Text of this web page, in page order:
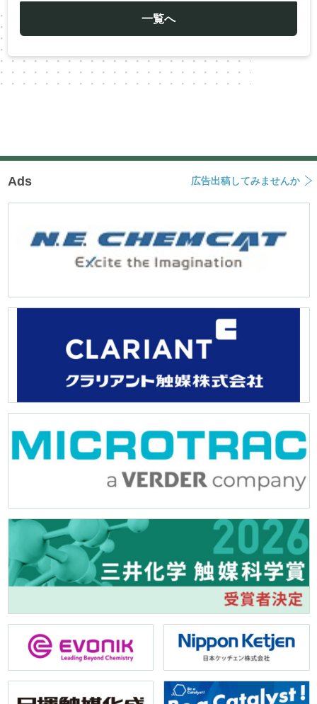
ー
シ
ョ
一覧へ
Ads 広告出稿してみませんか